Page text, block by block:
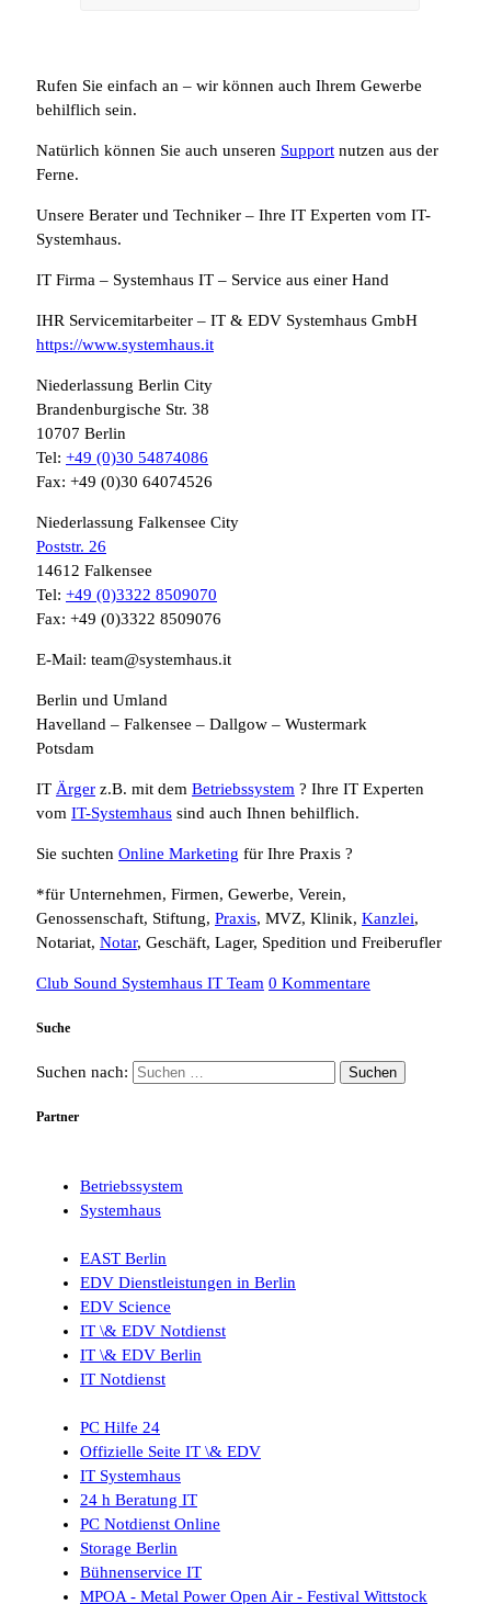
Rufen Sie einfach an – wir können auch Ihrem Gewerbe
behilflich sein.
Natürlich können Sie auch unseren Support nutzen aus der
Ferne.
Unsere Berater und Techniker – Ihre IT Experten vom IT-
Systemhaus.
IT Firma – Systemhaus IT – Service aus einer Hand
IHR Servicemitarbeiter – IT & EDV Systemhaus GmbH
https://www.systemhaus.it
Niederlassung Berlin City
Brandenburgische Str. 38
10707 Berlin
Tel: +49 (0)30 54874086
Fax: +49 (0)30 64074526
Niederlassung Falkensee City
Poststr. 26
14612 Falkensee
Tel: +49 (0)3322 8509070
Fax: +49 (0)3322 8509076
E-Mail: team@systemhaus.it
Berlin und Umland
Havelland – Falkensee – Dallgow – Wustermark
Potsdam
IT Ärger z.B. mit dem Betriebssystem ? Ihre IT Experten
vom IT-Systemhaus sind auch Ihnen behilflich.
Sie suchten Online Marketing für Ihre Praxis ?
*für Unternehmen, Firmen, Gewerbe, Verein,
Genossenschaft, Stiftung, Praxis, MVZ, Klinik, Kanzlei,
Notariat, Notar, Geschäft, Lager, Spedition und Freiberufler
Club Sound Systemhaus IT Team 0 Kommentare
Suche
Suchen nach:
Partner
Betriebssystem
Systemhaus
EAST Berlin
EDV Dienstleistungen in Berlin
EDV Science
IT \& EDV Notdienst
IT \& EDV Berlin
IT Notdienst
PC Hilfe 24
Offizielle Seite IT \& EDV
IT Systemhaus
24 h Beratung IT
PC Notdienst Online
Storage Berlin
Bühnenservice IT
MPOA - Metal Power Open Air - Festival Wittstock